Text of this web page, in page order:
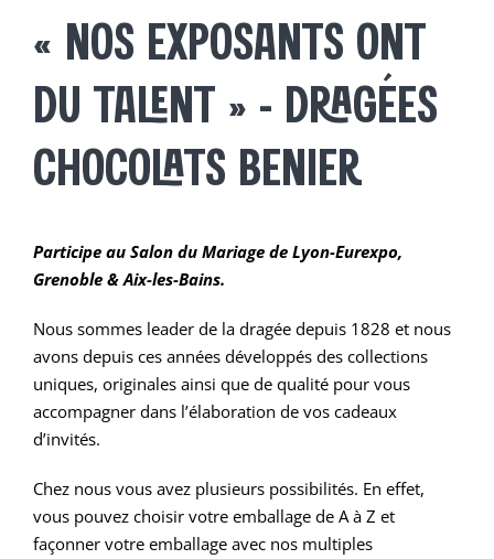
« NOS EXPOSANTS ONT
DU TALENT » – DRAGÉES
CHOCOLATS BENIER
Participe au Salon du Mariage de Lyon-Eurexpo,
Grenoble & Aix-les-Bains.
Nous sommes leader de la dragée depuis 1828 et nous
avons depuis ces années développés des collections
uniques, originales ainsi que de qualité pour vous
accompagner dans l’élaboration de vos cadeaux
d’invités.
Chez nous vous avez plusieurs possibilités. En effet,
vous pouvez choisir votre emballage de A à Z et
façonner votre emballage avec nos multiples